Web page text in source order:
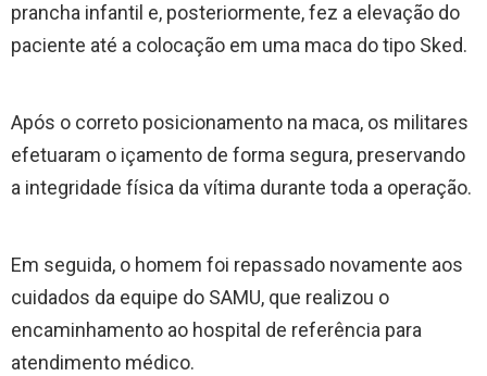
prancha infantil e, posteriormente, fez a elevação do
paciente até a colocação em uma maca do tipo Sked.
Após o correto posicionamento na maca, os militares
efetuaram o içamento de forma segura, preservando
a integridade física da vítima durante toda a operação.
Em seguida, o homem foi repassado novamente aos
cuidados da equipe do SAMU, que realizou o
encaminhamento ao hospital de referência para
atendimento médico.